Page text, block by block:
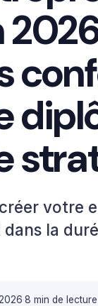
votre
la
·8 min de lecture